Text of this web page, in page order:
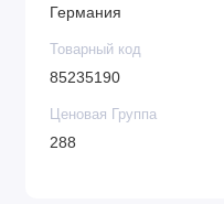
Германия
Товарный код
85235190
Ценовая Группа
288